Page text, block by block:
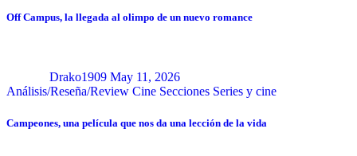
Off Campus, la llegada al olimpo de un nuevo romance
Drako1909 May 11, 2026
Análisis/Reseña/Review Cine Secciones Series y cine
Campeones, una película que nos da una lección de la vida